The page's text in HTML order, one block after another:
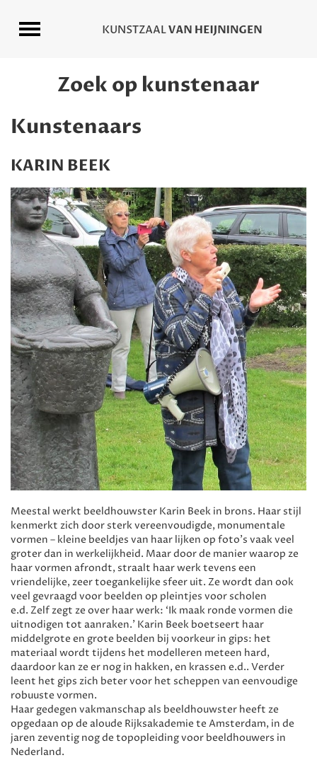
Zoek op kunstenaar
Kunstenaars
KARIN BEEK
Meestal werkt beeldhouwster Karin Beek in brons. Haar stijl
kenmerkt zich door sterk vereenvoudigde, monumentale
vormen – kleine beeldjes van haar lijken op foto’s vaak veel
groter dan in werkelijkheid. Maar door de manier waarop ze
haar vormen afrondt, straalt haar werk tevens een
vriendelijke, zeer toegankelijke sfeer uit. Ze wordt dan ook
veel gevraagd voor beelden op pleintjes voor scholen
e.d. Zelf zegt ze over haar werk: ‘Ik maak ronde vormen die
uitnodigen tot aanraken.’ Karin Beek boetseert haar
middelgrote en grote beelden bij voorkeur in gips: het
materiaal wordt tijdens het modelleren meteen hard,
daardoor kan ze er nog in hakken, en krassen e.d.. Verder
leent het gips zich beter voor het scheppen van eenvoudige
robuuste vormen.
Haar gedegen vakmanschap als beeldhouwster heeft ze
opgedaan op de aloude Rijksakademie te Amsterdam, in de
jaren zeventig nog de topopleiding voor beeldhouwers in
Nederland.